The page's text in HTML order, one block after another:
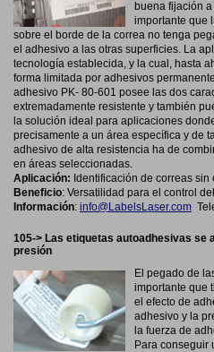
buena fijación
importante que
sobre el borde de la correa no tenga
el adhesivo a las otras superficies. La
tecnología establecida, y la cual, hasta
forma limitada por adhesivos
adhesivo PK- 80-601 posee las dos
extremadamente resistente y también
la solución ideal para aplicaciones
precisamente a un área específica y de
adhesivo de alta resistencia ha de
en áreas seleccionadas.
Aplicación: Identificación de correas sin
Beneficio: Versatilidad para el control
Información: info@LabelsLaser.com
105-> Las etiquetas autoadhesivas se
presión
El pegado de
importante que
el efecto de
adhesivo y la
la fuerza de
Para conseguir